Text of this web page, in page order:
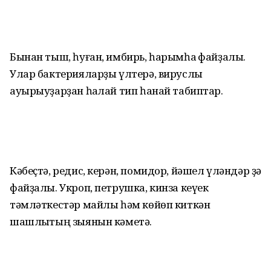
Бынан тыш, һуған, имбирь, һарымһаҡ файҙалы.
Улар бактерияларҙы үлтерә, вируслы
ауырыуҙарҙан һаҡлай тип һанай табиптар.
Кәбеҫтә, редис, керән, помидор, йәшел үләндәр ҙә
файҙалы. Укроп, петрушка, кинза кеүек
тәмләткестәр майлы һәм көйөп киткән
шашлыҡтың зыянын кәметә.